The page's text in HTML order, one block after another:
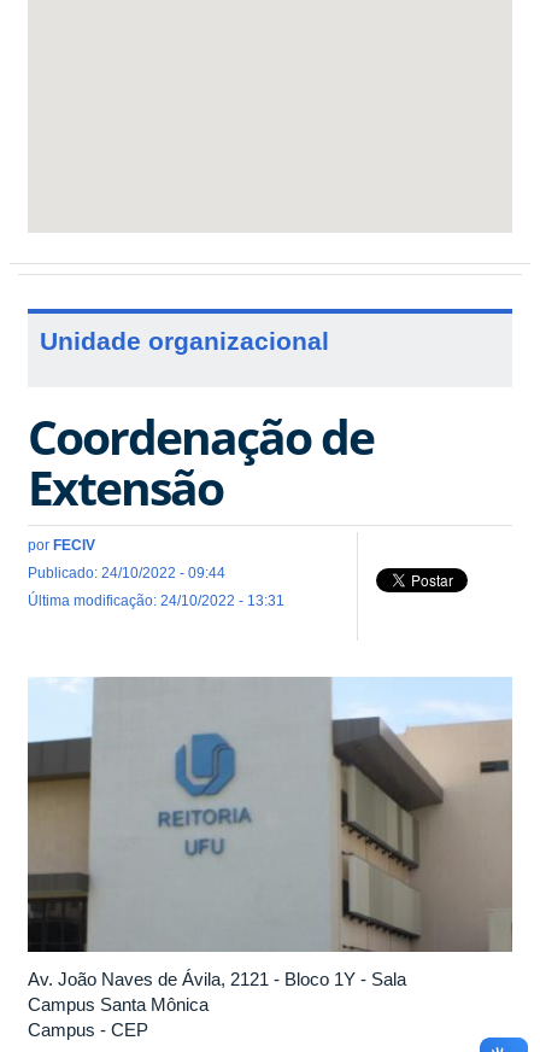
Unidade organizacional
Coordenação de
Extensão
por FECIV
Publicado: 24/10/2022 - 09:44
Última modificação: 24/10/2022 - 13:31
Av. João Naves de Ávila, 2121 - Bloco 1Y - Sala
Campus Santa Mônica
Campus - CEP